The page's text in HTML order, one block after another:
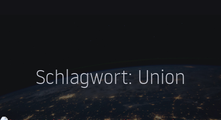
Schlagwort: Union